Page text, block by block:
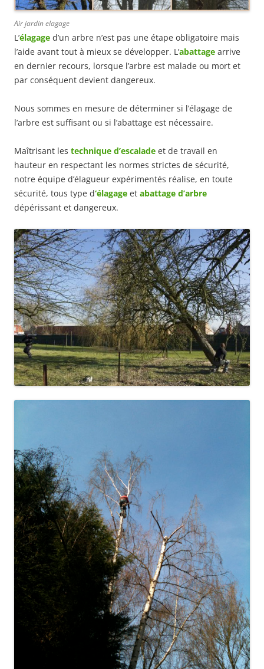
Air jardin elagage
L’élagage d’un arbre n’est pas une étape obligatoire mais
l’aide avant tout à mieux se développer. L’abattage arrive
en dernier recours, lorsque l’arbre est malade ou mort et
par conséquent devient dangereux.
Nous sommes en mesure de déterminer si l’élagage de
l’arbre est suffisant ou si l’abattage est nécessaire.
Maîtrisant les technique d’escalade et de travail en
hauteur en respectant les normes strictes de sécurité,
notre équipe d’élagueur expérimentés réalise, en toute
sécurité, tous type d‘élagage et abattage d’arbre
dépérissant et dangereux.